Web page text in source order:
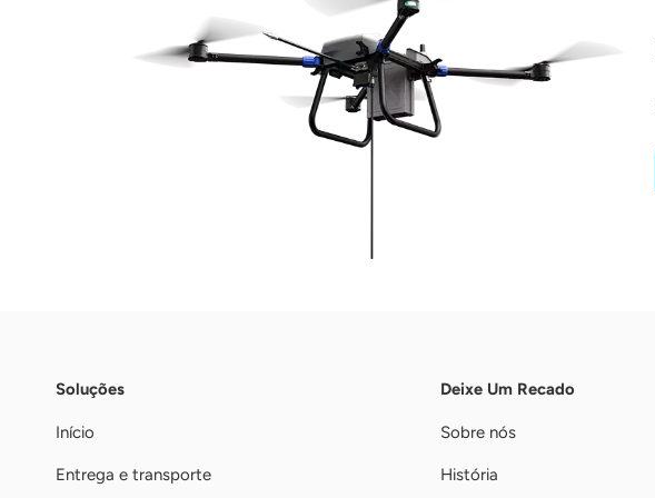
Soluções
Início
Entrega e transporte
Deixe Um Recado
Sobre nós
História